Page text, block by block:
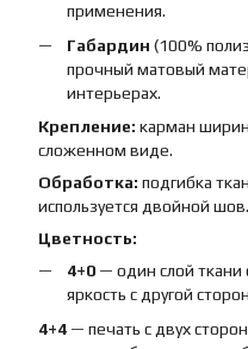
применения.
Габардин (100%
прочный матовый
интерьерах.
Крепление: карман
сложенном виде.
Обработка: подгибка
используется двойной шов.
Цветность:
4+0 — один слой ткани
яркость с другой
4+4 — печать с двух